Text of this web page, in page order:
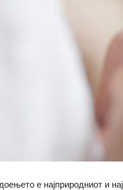
е најприродниот и